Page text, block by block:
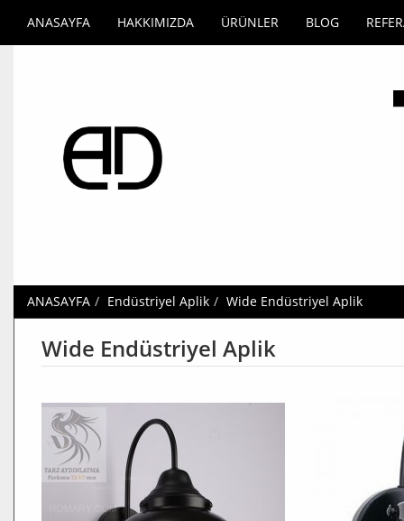
ANASAYFA HAKKIMIZDA ÜRÜNLER BLOG
ANASAYFA Endüstriyel Aplik Wide Endüstriyel Aplik
Wide Endüstriyel Aplik